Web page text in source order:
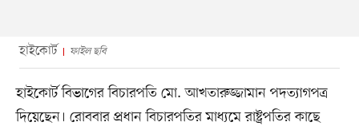
হাইকোর্ট ফাইল ছবি
হাইকোর্ট বিভাগের বিচারপতি মো. আখতারুজ্জামান পদত্যাগপত্র
দিয়েছেন। রোববার প্রধান বিচারপতির মাধ্যমে রাষ্ট্রপতির কাছে